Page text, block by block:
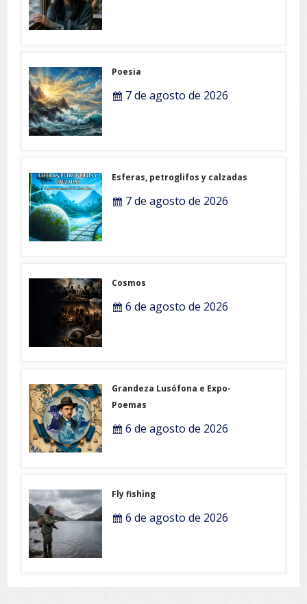
Poesia
7 de agosto de 2026
Esferas, petroglifos y calzadas
7 de agosto de 2026
Cosmos
6 de agosto de 2026
Grandeza Lusófona e Expo-
Poemas
6 de agosto de 2026
Fly fishing
6 de agosto de 2026